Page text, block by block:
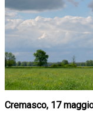
Cremasco, 17